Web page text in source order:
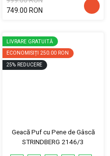
749.00 RON
LIVRARE GRATUITĂ
ECONOMISIȚI 250.00 RON
25% REDUCERE
Geacă Puf cu Pene de Gâscă
STRINDBERG 2146/3